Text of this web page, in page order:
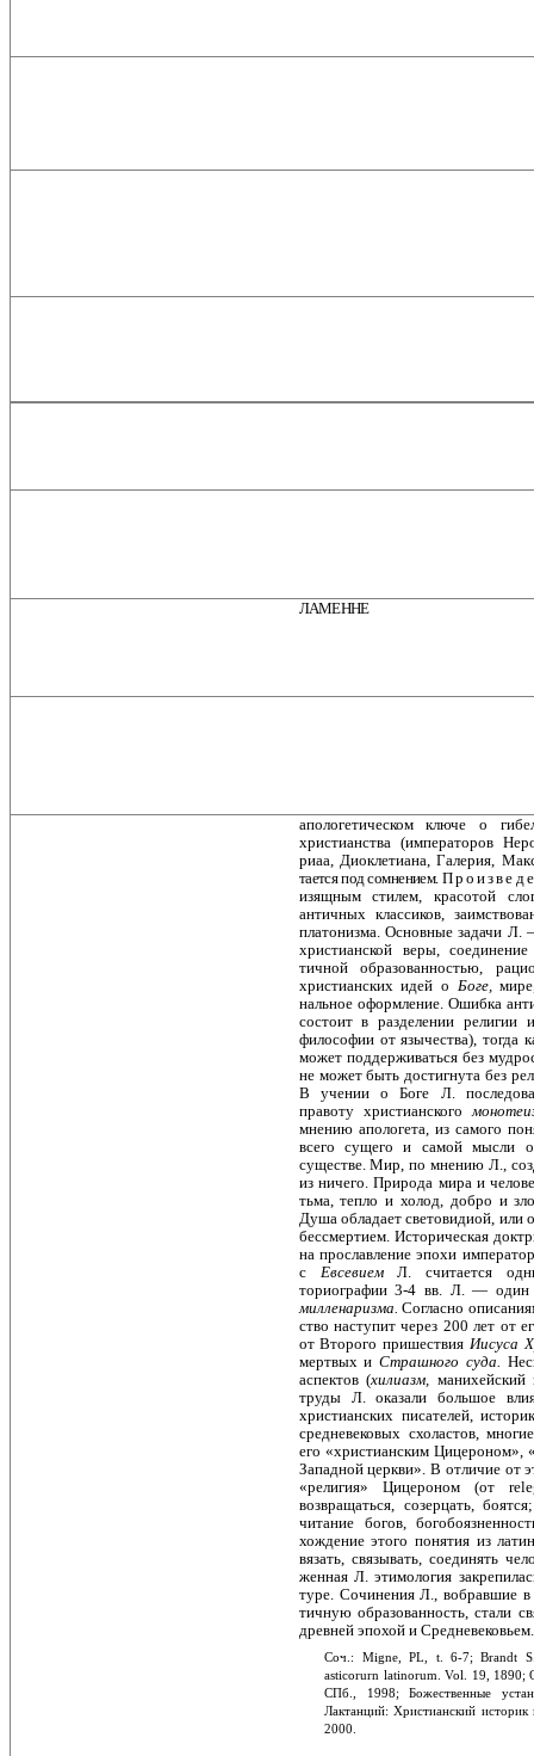
ЛАМЕННЕ
апологетическом ключе о
христианства (императоров
риаа, Диоклетиана, Галерия,
тается под сомнением. П р о и з в е д
изящным стилем, красотой
античных классиков,
платонизма. Основные задачи Л.
христианской веры,
тичной образованностью,
христианских идей о Боге,
нальное оформление. Ошибка
состоит в разделении религии
философии от язычества), тогда
может поддерживаться без
не может быть достигнута без
В учении о Боге Л.
правоту христианского
мнению апологета, из самого
всего сущего и самой мысли
существе. Мир, по мнению Л.,
из ничего. Природа мира и
тьма, тепло и холод, добро и
Душа обладает световидиой, или
бессмертием. Историческая
на прославление эпохи
с ЕвсевиемЛ. считается
ториографии 3-4 вв. Л. — один
милленаризма.Согласно
ство наступит через 200 лет от
от Второго пришествия Иисуса
мертвых иСтрашного суда.
аспектов (хилиазм,
труды Л. оказали большое
христианских писателей,
средневековых схоластов,
его «христианским Цицероном»,
Западной церкви». В отличие от
«религия» Цицероном (от
возвращаться, созерцать,
читание богов,
хождение этого понятия из
вязать, связывать, соединять
женная Л. этимология
туре. Сочинения Л., вобравшие
тичную образованность, стали
древней эпохой и Средневековьем.
Соч.: Migne, PL, t. 6-7; Brandt
asticorurn latinorum. Vol. 19, 1890;
СПб., 1998; Божественные
Лактанций: Христианский
2000.